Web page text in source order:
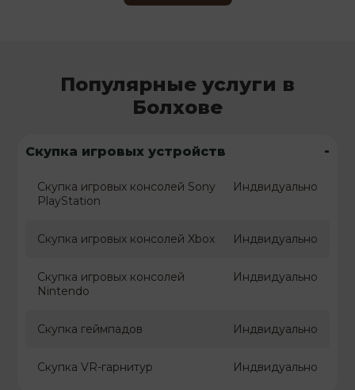
Популярные услуги в
Болхове
Скупка игровых устройств -
Скупка игровых консолей Sony
PlayStation
Индвидуально
Скупка игровых консолей Xbox Индвидуально
Скупка игровых консолей
Nintendo
Индвидуально
Скупка геймпадов Индвидуально
Скупка VR-гарнитур Индвидуально